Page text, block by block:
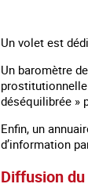
Un volet est
Un baromètre
déséquilibrée »
Enfin, un
d’information
Diffusion